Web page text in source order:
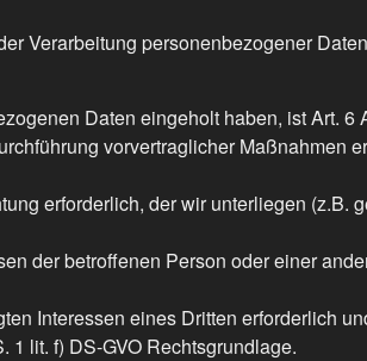
Verarbeitung personenbezogener
Daten eingeholt haben, ist Art. 6
vorvertraglicher Maßnahmen
erforderlich, der wir unterliegen (z.B.
der betroffenen Person oder einer
Interessen eines Dritten erforderlich
1 lit. f) DS-GVO Rechtsgrundlage.